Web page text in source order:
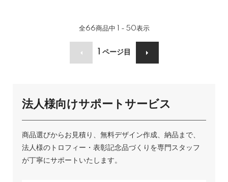
全66商品中 1 - 50表示
ページ目
法人様向けサポートサービス
商品選びからお見積り、無料デザイン作成、納品まで、
法人様のトロフィー・表彰記念品づくりを専門スタッフ
が丁寧にサポートいたします。